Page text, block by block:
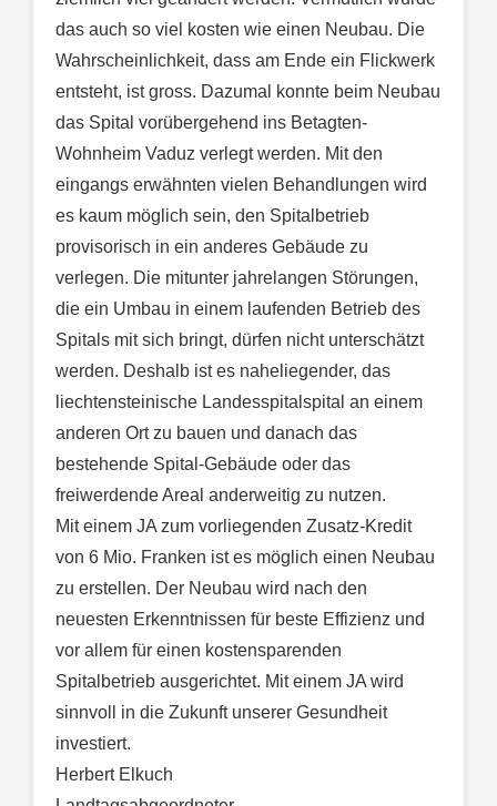
das auch so viel kosten wie einen Neubau. Die
Wahrscheinlichkeit, dass am Ende ein Flickwerk
entsteht, ist gross. Dazumal konnte beim Neubau
das Spital vorübergehend ins Betagten-
Wohnheim Vaduz verlegt werden. Mit den
eingangs erwähnten vielen Behandlungen wird
es kaum möglich sein, den Spitalbetrieb
provisorisch in ein anderes Gebäude zu
verlegen. Die mitunter jahrelangen Störungen,
die ein Umbau in einem laufenden Betrieb des
Spitals mit sich bringt, dürfen nicht unterschätzt
werden. Deshalb ist es naheliegender, das
liechtensteinische Landesspitalspital an einem
anderen Ort zu bauen und danach das
bestehende Spital-Gebäude oder das
freiwerdende Areal anderweitig zu nutzen.
Mit einem JA zum vorliegenden Zusatz-Kredit
von 6 Mio. Franken ist es möglich einen Neubau
zu erstellen. Der Neubau wird nach den
neuesten Erkenntnissen für beste Effizienz und
vor allem für einen kostensparenden
Spitalbetrieb ausgerichtet. Mit einem JA wird
sinnvoll in die Zukunft unserer Gesundheit
investiert.
Herbert Elkuch